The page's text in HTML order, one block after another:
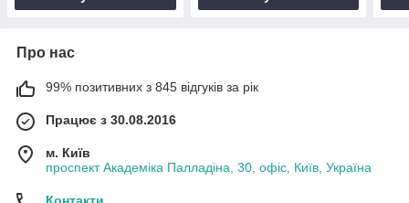
Про нас
99% позитивних з 845 відгуків за рік
Працює з 30.08.2016
м. Київ
проспект Академіка Палладіна, 30, офіс, Київ, Україна
Контакти